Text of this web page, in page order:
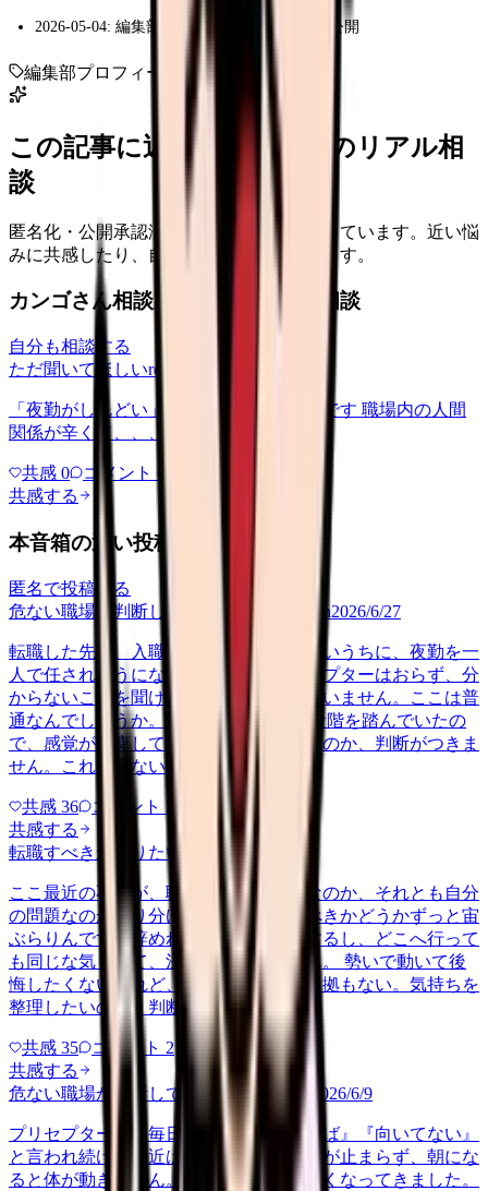
2026-05-04: 編集部プロフィールページ初版公開
編集部プロフィール 編集方針 監修
この記事に近い看護師さんのリアル相
談
匿名化・公開承認済みの本音だけを表示しています。近い悩
みに共感したり、自分の状況を投稿できます。
カンゴさん相談室から共有された相談
自分も相談する
ただ聞いてほしいrelationships
「夜勤がしんどい」について相談したいです 職場内の人間
関係が辛くて、、、
共感 0 コメント 0
共感する
本音箱の近い投稿
匿名で投稿する
危ない職場か判断してほしい
career-growth2026/6/27
転職した先で、入職して二ヶ月も経たないうちに、夜勤を一
人で任されそうになっています。プリセプターはおらず、分
からないことを聞ける相手も日によっていません。ここは普
通なんでしょうか。 前の職場はもっと段階を踏んでいたの
で、感覚が麻痺しているのか自分が甘いのか、判断がつきま
せん。これは危ない環境なのか…
共感 36 コメント2
共感する
転職すべきか知りたい
2026/6/26
ここ最近の不調が、職場の環境のせいなのか、それとも自分
の問題なのか切り分けられず、転職すべきかどうかずっと宙
ぶらりんです。辞めれば楽になる気もするし、どこへ行って
も同じな気もして、決め手がありません。 勢いで動いて後
悔したくないけれど、このまま留まる根拠もない。気持ちを
整理したいので、判断材料の集…
共感 35 コメント 2
共感する
危ない職場か判断してほしい harassment 2026/6/9
プリセプターから毎日のように『辞めれば』『向いてない』
と言われ続け、最近は職場が近づくと涙が止まらず、朝にな
ると体が動きません。食事も喉を通らなくなってきました。